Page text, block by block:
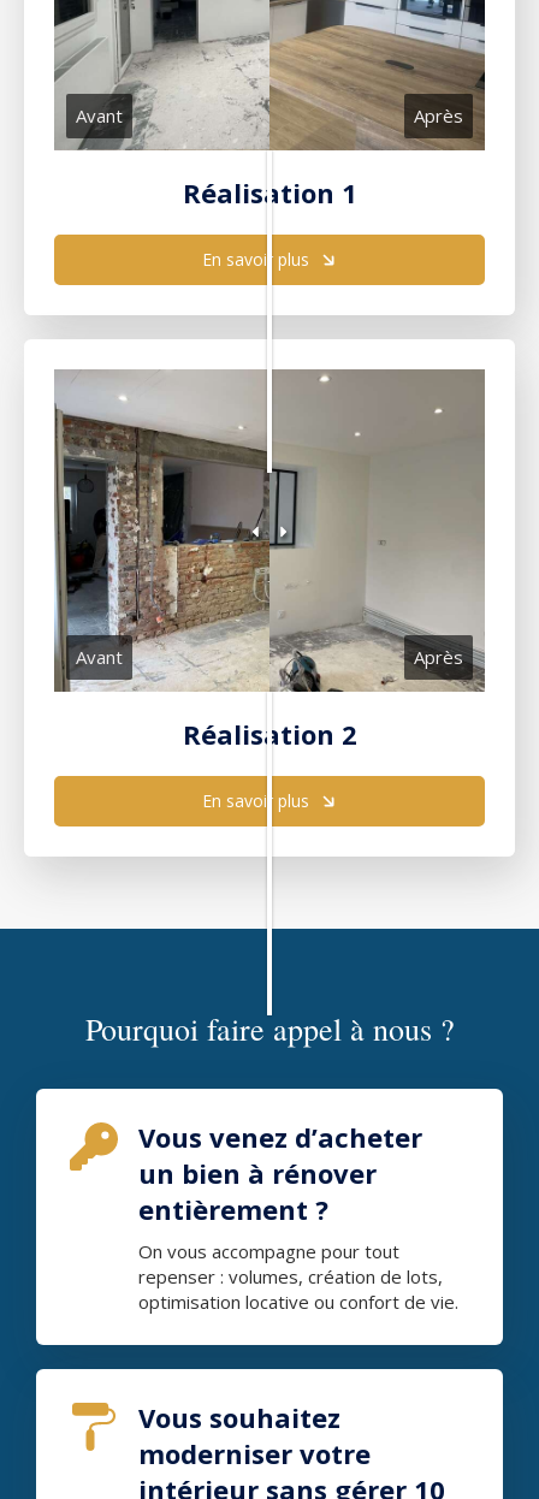
Avant Après
Réalisation 1
En savoir plus
Avant Après
Réalisation 2
En savoir plus
Pourquoi faire appel à nous ?
Vous venez d’acheter
un bien à rénover
entièrement ?
On vous accompagne pour tout
repenser : volumes, création de lots,
optimisation locative ou confort de vie.
Vous souhaitez
moderniser votre
intérieur sans gérer 10